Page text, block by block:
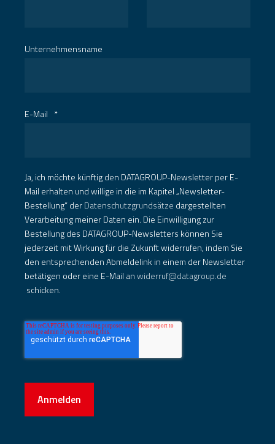
Unternehmensname
E-Mail *
Ja, ich möchte künftig den DATAGROUP-Newsletter per E-
Mail erhalten und willige in die im Kapitel „Newsletter-
Bestellung“ derDatenschutzgrundsätze dargestellten
Verarbeitung meiner Daten ein. Die Einwilligung zur
Bestellung des DATAGROUP-Newsletters können Sie
jederzeit mit Wirkung für die Zukunft widerrufen, indem Sie
den entsprechenden Abmeldelink in einem der Newsletter
betätigen oder eine E-Mail anwiderruf@datagroup.de
schicken.
Anmelden